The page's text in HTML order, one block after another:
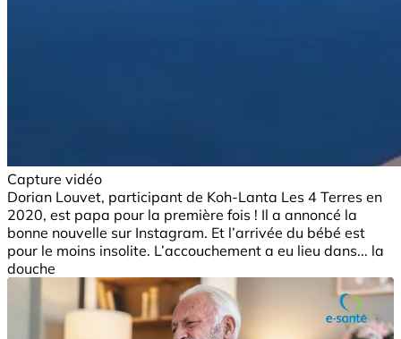
Capture vidéo
Dorian Louvet, participant de Koh-Lanta Les 4 Terres en
2020, est papa pour la première fois ! Il a annoncé la
bonne nouvelle sur Instagram. Et l’arrivée du bébé est
pour le moins insolite. L’accouchement a eu lieu dans... la
douche